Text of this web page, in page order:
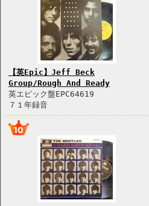
【英Epic】Jeff Beck
Group/Rough And Ready
英エピック盤EPC64619
７１年録音